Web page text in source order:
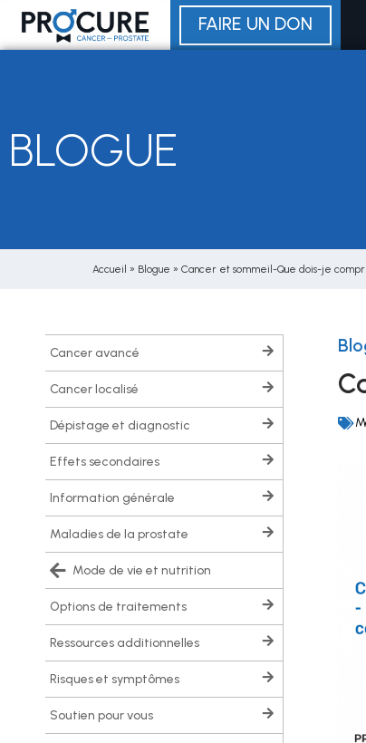
Aller
contenu
FAIRE UN DON
BLOGUE
Accueil » Blogue » Cancer et sommeil-Que dois-je
cancer avancé
cancer localisé
dépistage et diagnostic
effets secondaires
information générale
maladies de la prostate
mode de vie et nutrition
options de traitements
ressources additionnelles
risques et symptômes
soutien pour vous